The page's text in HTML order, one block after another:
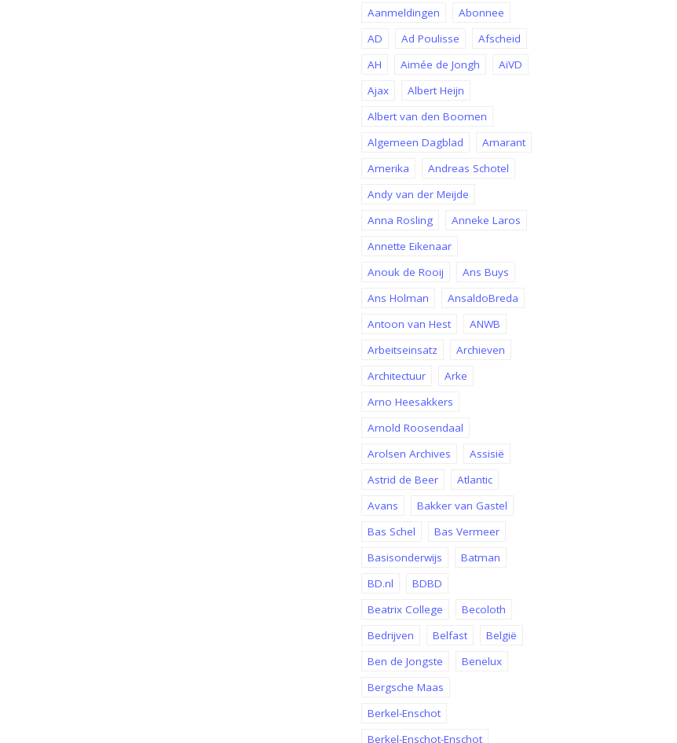
Aanmeldingen
Abonnee
AD
Ad Poulisse
Afscheid
AH
Aimée de Jongh
AiVD
Ajax
Albert Heijn
Albert van den Boomen
Algemeen Dagblad
Amarant
Amerika
Andreas Schotel
Andy van der Meijde
Anna Rosling
Anneke Laros
Annette Eikenaar
Anouk de Rooij
Ans Buys
Ans Holman
AnsaldoBreda
Antoon van Hest
ANWB
Arbeitseinsatz
Archieven
Architectuur
Arke
Arno Heesakkers
Arnold Roosendaal
Arolsen Archives
Assisië
Astrid de Beer
Atlantic
Avans
Bakker van Gastel
Bas Schel
Bas Vermeer
Basisonderwijs
Batman
BD.nl
BDBD
Beatrix College
Becoloth
Bedrijven
Belfast
België
Ben de Jongste
Benelux
Bergsche Maas
Berkel-Enschot
Berkel-Enschot-Enschot